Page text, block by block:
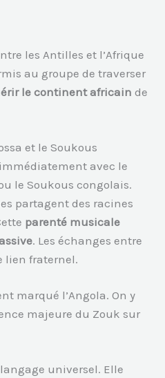
les Antilles et l’Afrique
au groupe de traverser
le continent africain de
et le Soukous
immédiatement avec le
le Soukous congolais.
partagent des racines
parenté musicale
. Les échanges entre
lien fraternel.
marqué l’Angola. On y
majeure du Zouk sur
universel. Elle